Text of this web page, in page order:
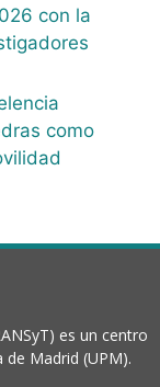
con la
como
es un centro
de Madrid (UPM).